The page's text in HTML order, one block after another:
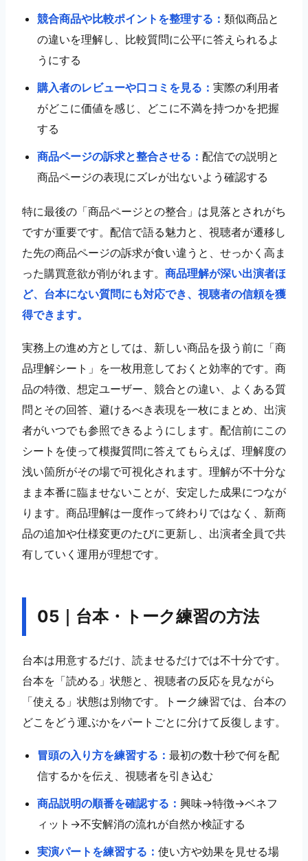
競合商品や比較ポイントを整理する：類似商品と
の違いを理解し、比較質問に公平に答えられるよ
うにする
購入者のレビューや口コミを見る：実際の利用者
がどこに価値を感じ、どこに不満を持つかを把握
する
商品ページの訴求と整合させる：配信での説明と
商品ページの表現にズレが出ないよう確認する
特に最後の「商品ページとの整合」は見落とされがち
ですが重要です。配信で語る魅力と、視聴者が遷移し
た先の商品ページの訴求が食い違うと、せっかく高ま
った購買意欲が削がれます。 商品理解が深い出演者ほ
ど、台本にない質問にも対応でき、視聴者の信頼を獲
得できます。
実務上の進め方としては、新しい商品を扱う前に「商
品理解シート」を一枚用意しておくと効率的です。商
品の特徴、想定ユーザー、競合との違い、よくある質
問とその回答、避けるべき表現を一枚にまとめ、出演
者がいつでも参照できるようにします。配信前にこの
シートを使って模擬質問に答えてもらえば、理解度の
浅い箇所がその場で可視化されます。理解が不十分な
まま本番に臨ませないことが、安定した成果につなが
ります。商品理解は一度作って終わりではなく、新商
品の追加や仕様変更のたびに更新し、出演者全員で共
有していく運用が理想です。
05｜台本・トーク練習の方法
台本は用意するだけ、読ませるだけでは不十分です。
台本を「読める」状態と、視聴者の反応を見ながら
「使える」状態は別物です。トーク練習では、台本の
どこをどう運ぶかをパートごとに分けて反復します。
冒頭の入り方を練習する：最初の数十秒で何を配
信するかを伝え、視聴者を引き込む
商品説明の順番を確認する：興味→特徴→ベネフ
ィット→不安解消の流れが自然か検証する
実演パートを練習する：使い方や効果を見せる場
01｜ライブコマースは出演者を育成してこそ成果が伸
02｜なぜ出演者育成が重要なのか
03｜売れる出演者に必要なスキル
04｜商品理解トレーニングの進め方
06｜コメント対応トレーニングの方法
07｜FAQ・NG表現・法務確認のトレーニング
08｜購入導線・CTAへのつなぎ方を練習する
09｜配信後レポートを使った出演者改善